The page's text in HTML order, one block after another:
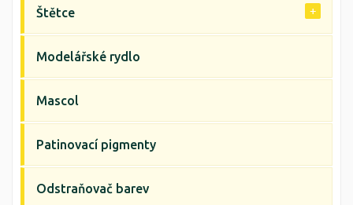
Štětce
Modelářské rydlo
Mascol
Patinovací pigmenty
Odstraňovač barev